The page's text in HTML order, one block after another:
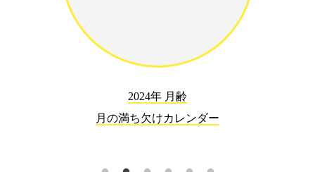
2024年 月齢
月の満ち欠けカレンダー